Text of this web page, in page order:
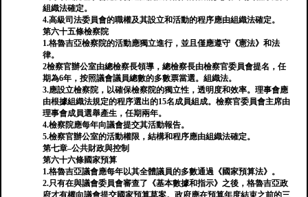
組織法確定。
4.高級司法委員會的職權及其設立和活動的程序應由組織法確定。
第六十五條檢察院
1.格魯吉亞檢察院的活動應獨立進行，並且僅應遵守《憲法》和法
律。
2檢察官辦公室由總檢察長領導，總檢察長由檢察官委員會提名，任
期為6年，按照議會議員總數的多數票當選。組織法。
3.應設立檢察院，以確保檢察院的獨立性，透明度和效率。理事會應
由根據組織法規定的程序選出的15名成員組成。檢察官委員會主席由
理事會成員選舉產生，任期兩年。
4.檢察院應每年向議會提交其活動報告。
5.檢察官辦公室的活動權限，結構和程序應由組織法確定。
第七章–公共財政與控制
第六十六條國家預算
1.格魯吉亞議會應每年以其全體議員的多數通過《國家預算法》。
2.只有在與議會委員會審查了《基本數據和指示》之後，格魯吉亞政
府才有權向議會提交國家預算草案。政府應在預算年度結束之前的三